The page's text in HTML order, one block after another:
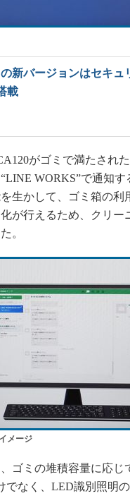
新バージョンはセキ
載
がゴミで満たされ
WORKS”で通知
生かして、ゴミ箱の利
が行えるため、クリー
。
メージ
ミの堆積容量に応じ
なく、LED識別照明